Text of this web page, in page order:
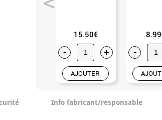
15.50€
- +
AJOUTER
-
Info fabricant/responsable